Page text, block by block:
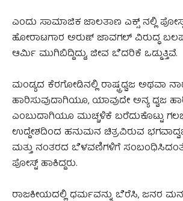
ಎಂದು ಸಾಮಾಜಿಕ ಜಾಲತಾಣ ಎಕ್ಸ್ ನಲ್ಲಿ
ಹೋರಾಟಗಾರ ಅರುಣ್ ಜಾವಗಲ್ ವಿರುದ್ಧ
ಆರ್ಮಿ ಮುಗಿಬಿದ್ದಿದ್ದು, ಜೀವ ಬೆದರಿಕೆ ಒಡ್ಡುತ್ತಿವೆ.
ಮಂಡ್ಯದ ಕೆರಗೋಡಿನಲ್ಲಿ ರಾಷ್ಟ್ರಧ್ವಜ ಅಥವಾ
ಹಾರಿಸುವುದಾಗಿಯೂ, ಯಾವುದೇ ಅನ್ಯ ಧ್ವಜ
ಎಂಬುದಾಗಿಯೂ ಮುಚ್ಚಳಿಕೆ ಬರೆದುಕೊಟ್ಟು
ಉದ್ದೇಶದಿಂದ ಹನುಮನ ಚಿತ್ರವಿರುವ
ಮತ್ತು ನಂತರದ ಬೆಳವಣಿಗಳಿಗೆ
ಪೋಸ್ಟ್ ಹಾಕಿದ್ದರು.
ರಾಜಕೀಯದಲ್ಲಿ ಧರ್ಮವನ್ನು‌ ಬೆರೆಸಿ, ಜನರ